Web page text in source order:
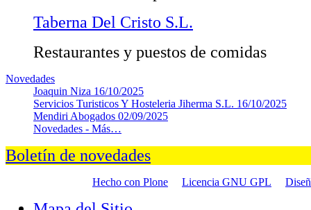
Taberna Del Cristo S.L.
Restaurantes y puestos de comidas
Novedades
Joaquin Niza 16/10/2025
Servicios Turisticos Y Hosteleria Jiherma S.L. 16/10/2025
Mendiri Abogados 02/09/2025
Novedades - Más…
Boletín de novedades
Hecho con Plone Licencia GNU GPL